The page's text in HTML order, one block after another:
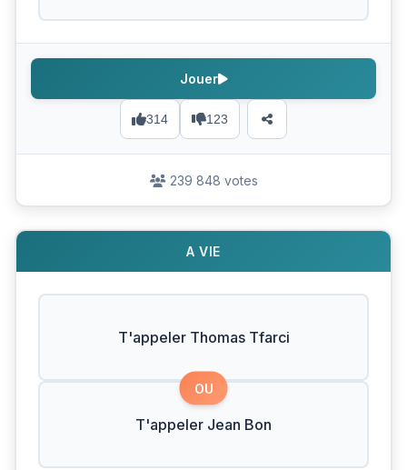
314 123
Jouer
239 848 votes
A VIE
T'appeler Thomas Tfarci
OU
T'appeler Jean Bon